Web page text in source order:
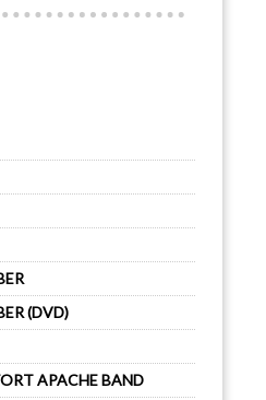
(DVD)
APACHE BAND